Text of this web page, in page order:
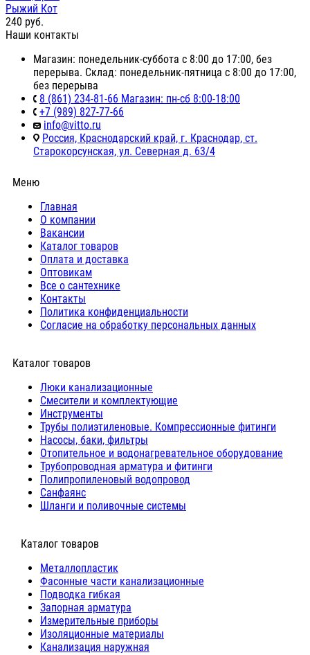
Рыжий Кот
240 руб.
Наши контакты
Магазин: понедельник-суббота с 8:00 до 17:00, без
перерыва. Склад: понедельник-пятница с 8:00 до 17:00,
без перерыва
8 (861) 234-81-66 Магазин: пн-сб 8:00-18:00
+7 (989) 827-77-66
info@vitto.ru
Россия, Краснодарский край, г. Краснодар, ст.
Старокорсунская, ул. Северная д. 63/4
Меню
Главная
О компании
Вакансии
Каталог товаров
Оплата и доставка
Оптовикам
Все о сантехнике
Контакты
Политика конфиденциальности
Согласие на обработку персональных данных
Каталог товаров
Люки канализационные
Cмесители и комплектующие
Инструменты
Трубы полиэтиленовые. Компрессионные фитинги
Насосы, баки, фильтры
Отопительное и водонагревательное оборудование
Трубопроводная арматура и фитинги
Полипропиленовый водопровод
Санфаянс
Шланги и поливочные системы
⠀Каталог товаров
Металлопластик
Фасонные части канализационные
Подводка гибкая
Запорная арматура
Измерительные приборы
Изоляционные материалы
Канализация наружная